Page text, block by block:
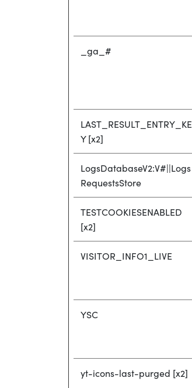
_ga_#
LAST_RESULT_ENTRY_KE
Y [x2]
LogsDatabaseV2:V#||Logs
RequestsStore
TESTCOOKIESENABLED
[x2]
VISITOR_INFO1_LIVE
YSC
yt-icons-last-purged [x2]